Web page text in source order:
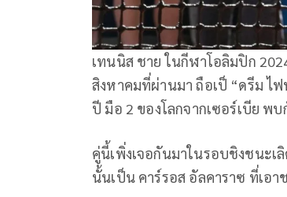
เทนนิส ชาย ในกีฬาโอลิมปิก
สิงหาคมที่ผ่านมา ถือเป็ “ดรีม ไ
ปี มือ 2 ของโลกจากเซอร์เบีย พ
คู่นี้เพิ่งเจอกันมาในรอบชิงชนะเ
นั้นเป็น คาร์รอส อัลคาราซ ที่เอ